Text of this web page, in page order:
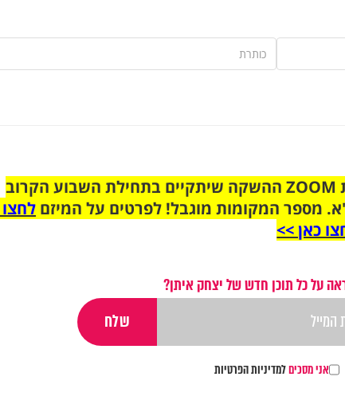
הצטרפו לקבוצת הוואטסאפ לקראת ZOOM ההשקה שיתקיים בתחילת השבוע הקרוב
מספר המקומות מוגבל! לפרטים על המיזם
כאן >>
על כל תוכן חדש של יצחק איתן?
אני מסכיםלמדיניות הפרטיות